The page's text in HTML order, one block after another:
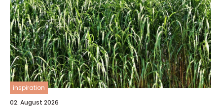
inspiration
02. August 2026